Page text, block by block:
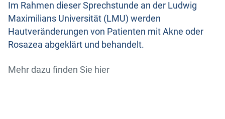
Im Rahmen dieser Sprechstunde an der Ludwig
Maximilians Universität (LMU) werden
Hautveränderungen von Patienten mit Akne oder
Rosazea abgeklärt und behandelt.
Mehr dazu finden Sie hier